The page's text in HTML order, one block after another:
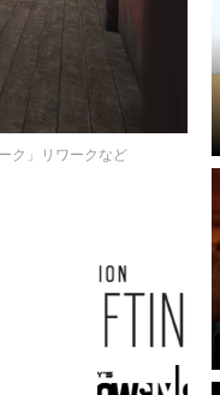
ク」リワークなど